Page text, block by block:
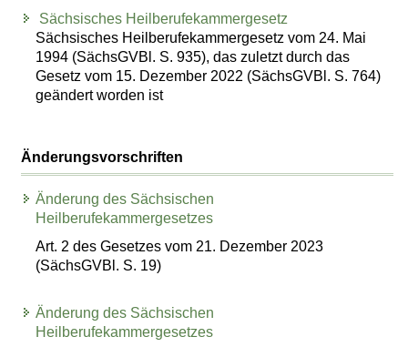
Sächsisches Heilberufekammergesetz
Sächsisches Heilberufekammergesetz vom 24. Mai
1994 (SächsGVBl. S. 935), das zuletzt durch das
Gesetz vom 15. Dezember 2022 (SächsGVBl. S. 764)
geändert worden ist
Änderungsvorschriften
Änderung des Sächsischen
Heilberufekammergesetzes
Art. 2 des Gesetzes vom 21. Dezember 2023
(SächsGVBl. S. 19)
Änderung des Sächsischen
Heilberufekammergesetzes